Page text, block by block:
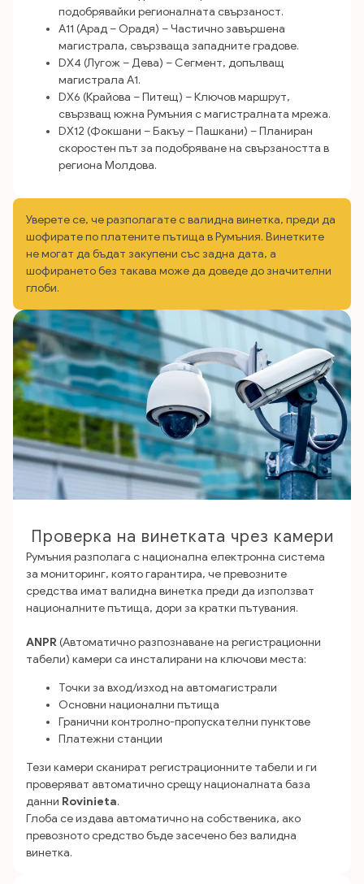
подобрявайки регионалната свързаност.
A11 (Арад – Орадя) – Частично завършена
магистрала, свързваща западните градове.
DX4 (Лугож – Дева) – Сегмент, допълващ
магистрала A1.
DX6 (Крайова – Питещ) – Ключов маршрут,
свързващ южна Румъния с магистралната мрежа.
DX12 (Фокшани – Бакъу – Пашкани) – Планиран
скоростен път за подобряване на свързаността в
региона Молдова.
Уверете се, че разполагате с валидна винетка, преди да
шофирате по платените пътища в Румъния. Винетките
не могат да бъдат закупени със задна дата, а
шофирането без такава може да доведе до значителни
глоби.
Проверка на винетката чрез камери
Румъния разполага с национална електронна система
за мониторинг, която гарантира, че превозните
средства имат валидна винетка преди да използват
националните пътища, дори за кратки пътувания.
ANPR(Автоматично разпознаване на регистрационни
табели) камери са инсталирани на ключови места:
Точки за вход/изход на автомагистрали
Основни национални пътища
Гранични контролно-пропускателни пунктове
Платежни станции
Тези камери сканират регистрационните табели и ги
проверяват автоматично срещу националната база
данни Rovinieta.
Глоба се издава автоматично на собственика, ако
превозното средство бъде засечено без валидна
винетка.